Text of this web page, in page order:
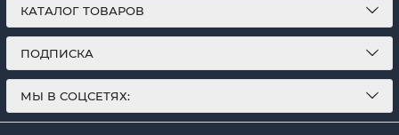
КАТАЛОГ ТОВАРОВ
ПОДПИСКА
МЫ В СОЦСЕТЯХ: